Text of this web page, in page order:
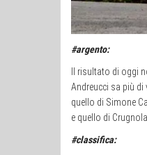
#argento:
Il risultato di oggi
Andreucci sa più
quello di Simone
e quello di
#classifica: